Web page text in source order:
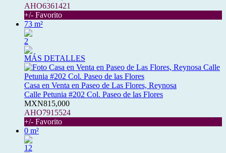
AHO6361421
+/- Favorito
73 m²
2
MÁS DETALLES
Casa en Venta en Paseo de Las Flores, Reynosa
Calle Petunia #202 Col. Paseo de las Flores
MXN815,000
AHO7915524
+/- Favorito
0 m²
12